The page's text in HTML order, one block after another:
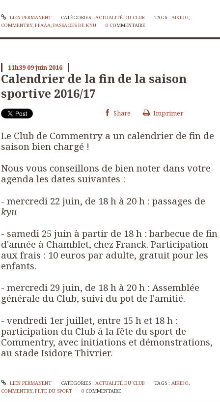
LIEN PERMANENT CATÉGORIES : ACTUALITÉ DU CLUB TAGS :AIKIDO,
COMMENTRY, FFAAA, PASSAGES DE KYU 0 COMMENTAIRE
11h39 09juin 2016
Calendrier de la fin de la saison
sportive 2016/17
Share Imprimer
Le Club de Commentry a un calendrier de fin de
saison bien chargé !
Nous vous conseillons de bien noter dans votre
agenda les dates suivantes :
- mercredi 22 juin, de 18 h à 20 h : passages de
kyu
- samedi 25 juin à partir de 18 h : barbecue de fin
d'année à Chamblet, chez Franck. Participation
aux frais : 10 euros par adulte, gratuit pour les
enfants.
- mercredi 29 juin, de 18 h à 20 h : Assemblée
générale du Club, suivi du pot de l'amitié.
- vendredi 1er juillet, entre 15 h et 18 h :
participation du Club à la fête du sport de
Commentry, avec initiations et démonstrations,
au stade Isidore Thivrier.
LIEN PERMANENT CATÉGORIES : ACTUALITÉ DU CLUB TAGS :AÏKIDO,
COMMENTRY, FETE DU SPORT 0 COMMENTAIRE